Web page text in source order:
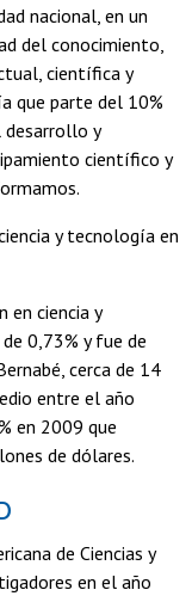
nacional, en un
del conocimiento,
científica y
que parte del 10%
desarrollo y
científico y
y tecnología en
en ciencia y
0,73% y fue de
cerca de 14
entre el año
en 2009 que
de dólares.
de Ciencias y
en el año